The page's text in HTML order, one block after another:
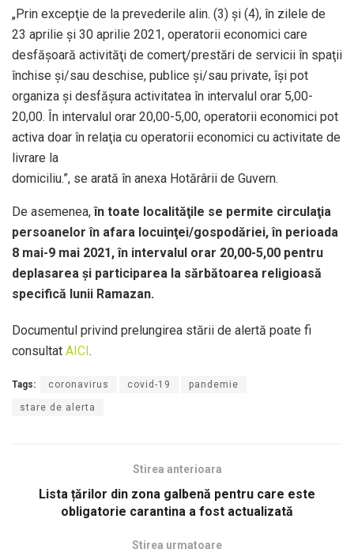
„Prin excepţie de la prevederile alin. (3) şi (4), în zilele de
23 aprilie și 30 aprilie 2021, operatorii economici care
desfăşoară activităţi de comerţ/prestări de servicii în spaţii
închise şi/sau deschise, publice şi/sau private, îşi pot
organiza şi desfăşura activitatea în intervalul orar 5,00-
20,00. În intervalul orar 20,00-5,00, operatorii economici pot
activa doar în relaţia cu operatorii economici cu activitate de
livrare la
domiciliu.”, se arată în anexa Hotărârii de Guvern.
De asemenea,în toate localităţile se permite circulaţia
persoanelor în afara locuinţei/gospodăriei, în perioada
8 mai-9 mai 2021, în intervalul orar 20,00-5,00 pentru
deplasarea şi participarea la sărbătoarea religioasă
specifică lunii Ramazan.
Documentul privind prelungirea stării de alertă poate fi
consultat AICI .
Tags: coronavirus covid-19 pandemie
stare de alerta
Stirea anterioara
Lista țărilor din zona galbenă pentru care este
obligatorie carantina a fost actualizată
Stirea urmatoare